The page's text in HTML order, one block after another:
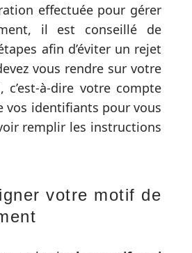
effectuée pour gérer
il est conseillé de
afin d’éviter un rejet
vous rendre sur votre
c’est-à-dire votre compte
vos identifiants pour vous
remplir les instructions
votre motif de